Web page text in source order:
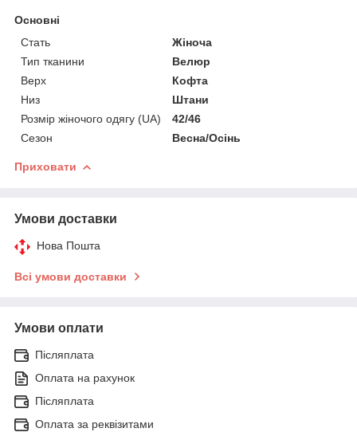
Основні
Стать
Жіноча
Тип тканини
Велюр
Верх
Кофта
Низ
Штани
Розмір жіночого одягу (UA)
42/46
Сезон
Весна/Осінь
Приховати
Умови доставки
Нова Пошта
Всі умови доставки
Умови оплати
Післяплата
Оплата на рахунок
Післяплата
Оплата за реквізитами